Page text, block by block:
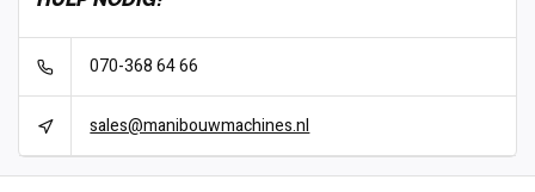
070-368 64 66
sales@manibouwmachines.nl